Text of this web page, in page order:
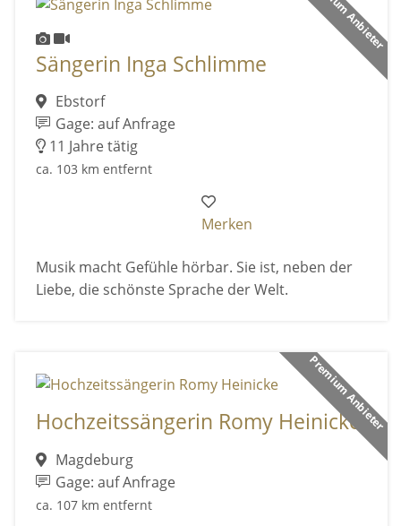
Sängerin Inga Schlimme
Ebstorf
Gage: auf Anfrage
11 Jahre tätig
ca. 103 km entfernt
Merken
Musik macht Gefühle hörbar. Sie ist, neben der
Liebe, die schönste Sprache der Welt.
Premium Anbieter
Hochzeitssängerin Romy Heinicke
Magdeburg
Gage: auf Anfrage
ca. 107 km entfernt